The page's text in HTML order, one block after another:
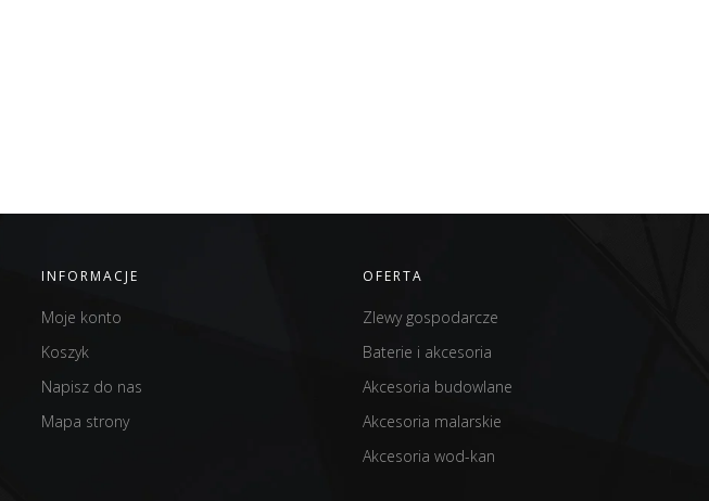
INFORMACJE
Moje konto
Koszyk
Napisz do nas
Mapa strony
OFERTA
Zlewy gospodarcze
Baterie i akcesoria
Akcesoria budowlane
Akcesoria malarskie
Akcesoria wod-kan